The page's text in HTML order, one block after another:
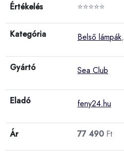
Értékelés ⭐⭐⭐⭐⭐
Kategória Belső lámpák,
Gyártó Sea Club
Eladó feny24.hu
Ár 77 490Ft